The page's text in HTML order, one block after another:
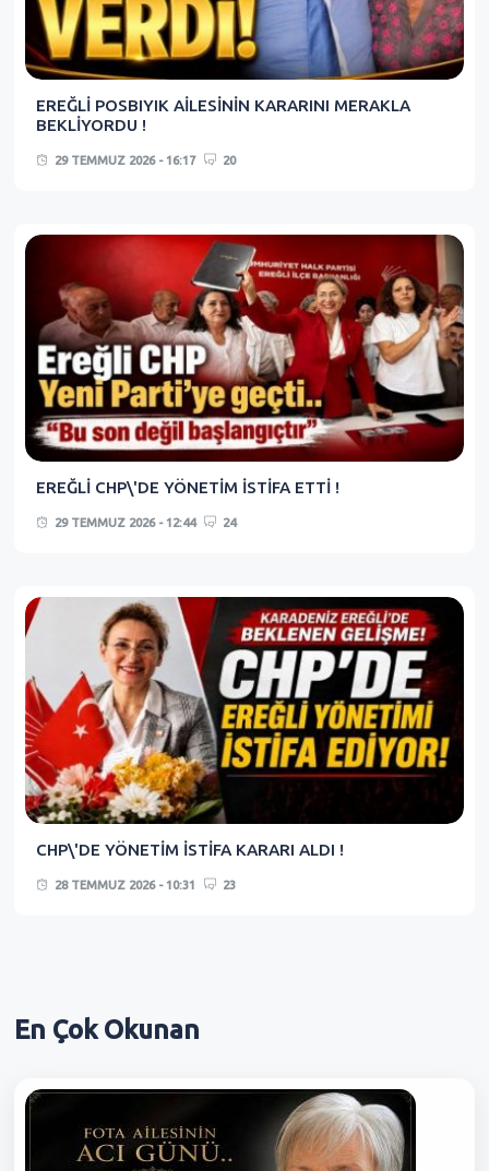
EREĞLİ POSBIYIK AİLESİNİN KARARINI MERAKLA
BEKLİYORDU !
29 TEMMUZ 2026 - 16:17 20
EREĞLİ CHP\'DE YÖNETİM İSTİFA ETTİ !
29 TEMMUZ 2026 - 12:44 24
CHP\'DE YÖNETİM İSTİFA KARARI ALDI !
28 TEMMUZ 2026 - 10:31 23
En ÇokOkunan